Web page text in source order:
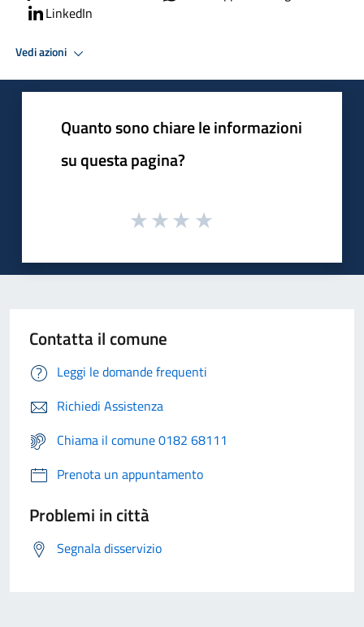
LinkedIn
Vedi azioni
Quanto sono chiare le informazioni
su questa pagina?
Contatta il comune
Leggi le domande frequenti
Richiedi Assistenza
Chiama il comune 0182 68111
Prenota un appuntamento
Problemi in città
Segnala disservizio